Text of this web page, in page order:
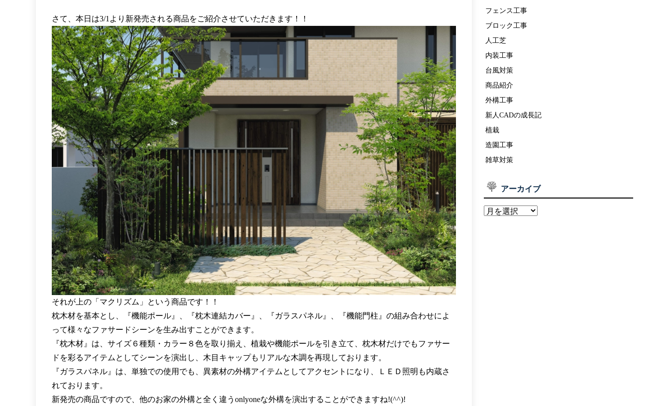
さて、本日は3/1より新発売される商品をご紹介させていただきます！！
それが上の「マクリズム」という商品です！！
枕木材を基本とし、『機能ポール』、『枕木連結カバー』、『ガラスパネル』、『機能門柱』の組み合わせによ
って様々なファサードシーンを生み出すことができます。
『枕木材』は、サイズ６種類・カラー８色を取り揃え、植栽や機能ポールを引き立て、枕木材だけでもファサー
ドを彩るアイテムとしてシーンを演出し、木目キャップもリアルな木調を再現しております。
『ガラスパネル』は、単独での使用でも、異素材の外構アイテムとしてアクセントになり、ＬＥＤ照明も内蔵さ
れております。
新発売の商品ですので、他のお家の外構と全く違うonlyoneな外構を演出することができますね!(^^)!
フェンス工事
ブロック工事
人工芝
内装工事
台風対策
商品紹介
外構工事
新人CADの成長記
植栽
造園工事
雑草対策
アーカイブ